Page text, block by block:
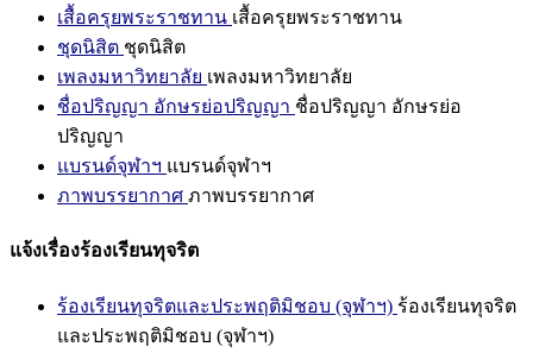
เสื้อครุยพระราชทาน เสื้อครุยพระราชทาน
ชุดนิสิต ชุดนิสิต
เพลงมหาวิทยาลัย เพลงมหาวิทยาลัย
ชื่อปริญญา อักษรย่อปริญญา ชื่อปริญญา อักษรย่อ
ปริญญา
แบรนด์จุฬาฯ แบรนด์จุฬาฯ
ภาพบรรยากาศ ภาพบรรยากาศ
แจ้งเรื่องร้องเรียนทุจริต
ร้องเรียนทุจริตและประพฤติมิชอบ (จุฬาฯ) ร้องเรียนทุจริต
และประพฤติมิชอบ (จุฬาฯ)